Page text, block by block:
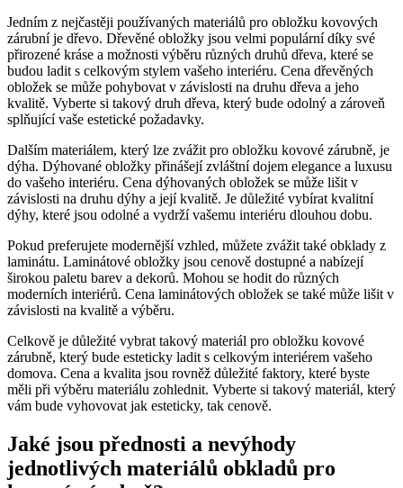
Jedním z nejčastěji používaných materiálů pro obložku kovových
zárubní je dřevo. Dřevěné obložky jsou velmi populární díky své
přirozené kráse a možnosti výběru různých druhů dřeva, které se
budou ladit s celkovým stylem vašeho interiéru. Cena dřevěných
obložek se může pohybovat v závislosti na druhu dřeva a jeho
kvalitě. Vyberte si takový druh dřeva, který bude odolný a zároveň
splňující vaše estetické požadavky.
Dalším materiálem, který lze zvážit pro obložku kovové zárubně, je
dýha. Dýhované obložky přinášejí zvláštní dojem elegance a luxusu
do vašeho interiéru. Cena dýhovaných obložek se může lišit v
závislosti na druhu dýhy a její kvalitě. Je důležité vybírat kvalitní
dýhy, které jsou odolné a vydrží vašemu interiéru dlouhou dobu.
Pokud preferujete modernější vzhled, můžete zvážit také obklady z
laminátu. Laminátové obložky jsou cenově dostupné a nabízejí
širokou paletu barev a dekorů. Mohou se hodit do různých
moderních interiérů. Cena laminátových obložek se také může lišit v
závislosti na kvalitě a výběru.
Celkově je důležité vybrat takový materiál pro obložku kovové
zárubně, který bude esteticky ladit s celkovým interiérem vašeho
domova. Cena a kvalita jsou rovněž důležité faktory, které byste
měli při výběru materiálu zohlednit. Vyberte si takový materiál, který
vám bude vyhovovat jak esteticky, tak cenově.
Jaké jsou přednosti a nevýhody
jednotlivých materiálů obkladů pro